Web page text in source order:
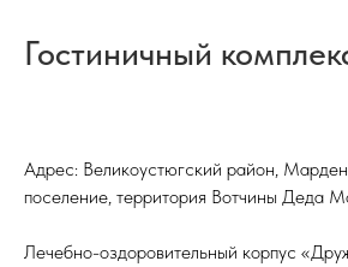
Гостиничный
Адрес: Великоустюгский район,
поселение, территория Вотчины Деда
Лечебно-оздоровительный корпус